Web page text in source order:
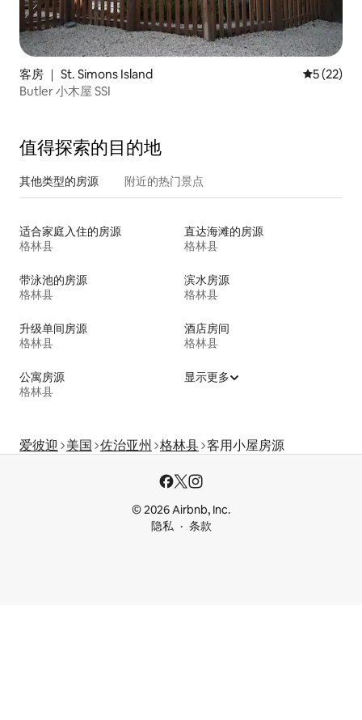
客房 ｜ St. Simons Island 平均评分
5 (22)
Butler 小木屋 SSI
值得探索的目的地
其他类型的房源 附近的热门景点
适合家庭入住的房源
格林县
直达海滩的房源
格林县
带泳池的房源
格林县
滨水房源
格林县
升级单间房源
格林县
酒店房间
格林县
公寓房源
格林县
显示更多
爱彼迎 美国 佐治亚州 格林县 客用小屋房源
© 2026 Airbnb, Inc.
隐私
条款